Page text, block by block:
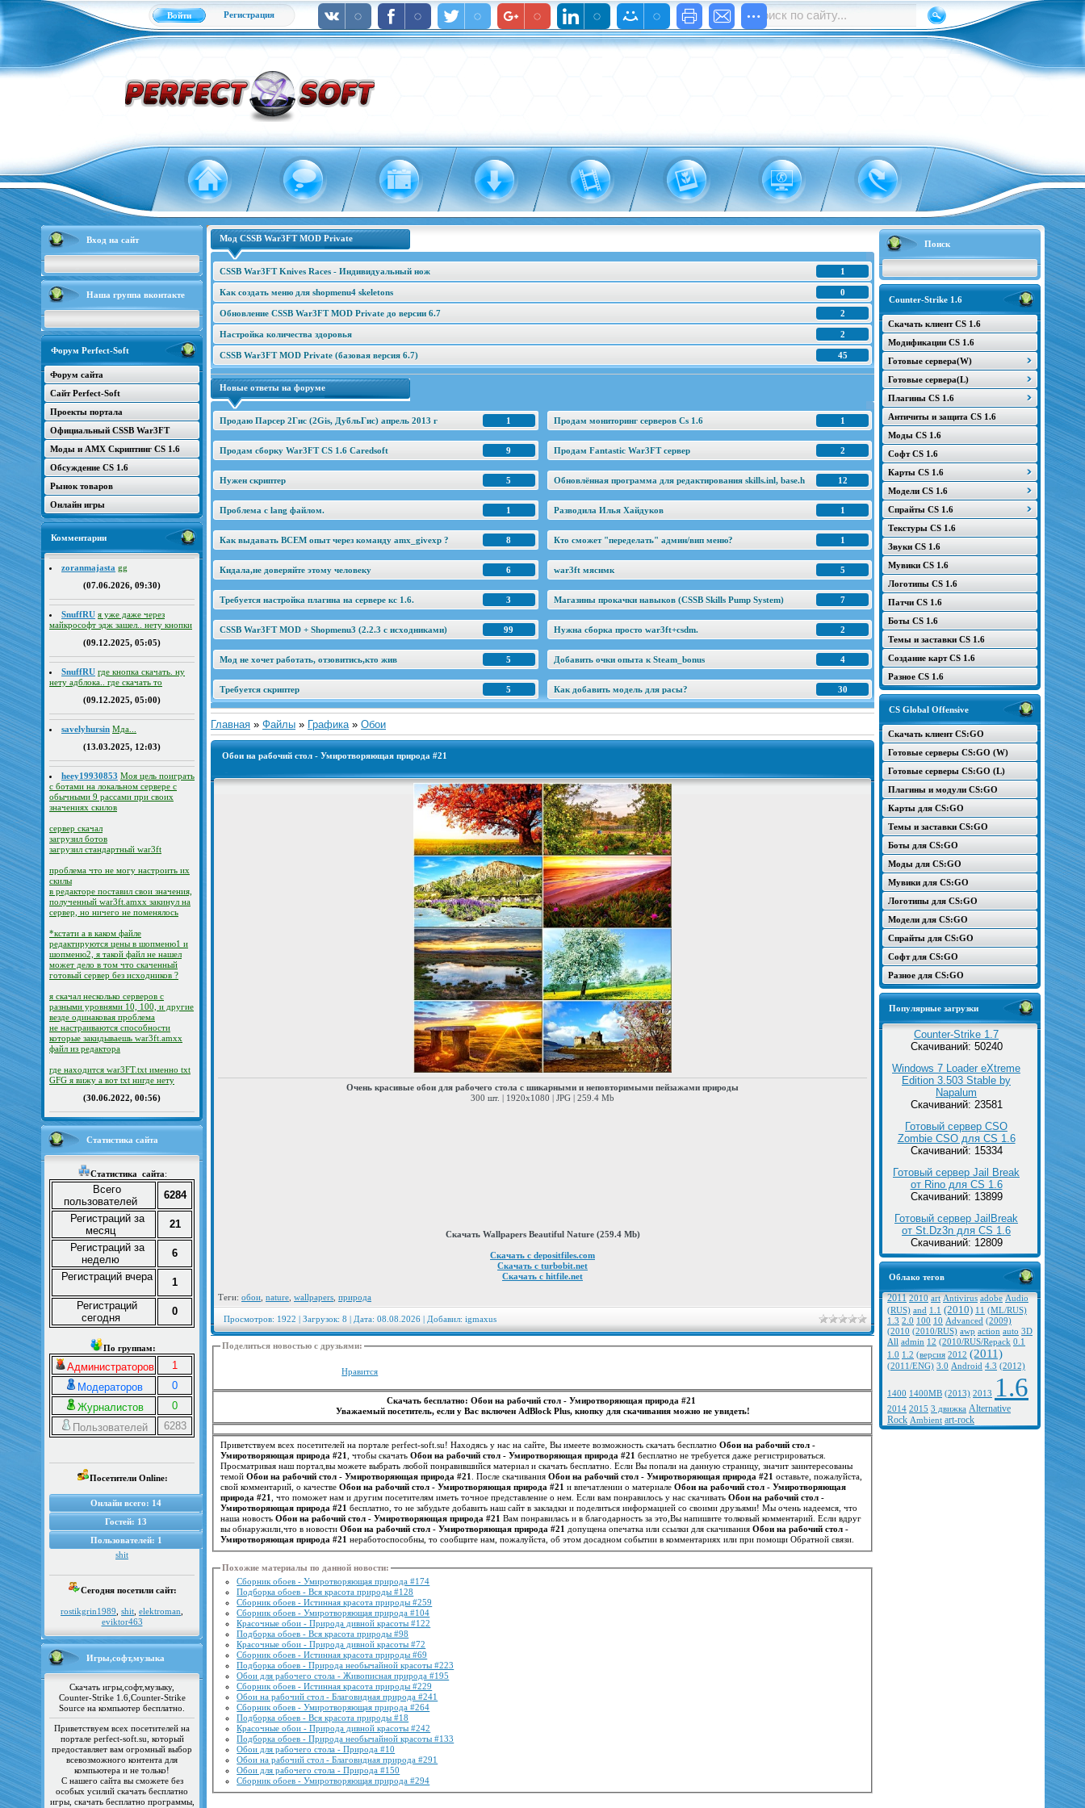
Войти Регистрация
Вход на сайт
Наша группа вконтакте
Форум Perfect-Soft
Форум сайта
Сайт Perfect-Soft
Проекты портала
Официальный CSSB War3FT
Моды и AMX Скриптинг CS 1.6
Обсуждение CS 1.6
Рынок товаров
Онлайн игры
Комментарии
zoranmajasta gg
(07.06.2026, 09:30)
SnuffRU я уже даже через
майкрософт эдж зашел.. нету кнопки
(09.12.2025, 05:05)
SnuffRU где кнопка скачать. ну
нету адблока.. где скачать то
(09.12.2025, 05:00)
savelyhursin Мда...
(13.03.2025, 12:03)
heey19930853 Моя цель поиграть
с ботами на локальном сервере с
обычными 9 рассами при своих
значениях скилов
сервер скачал
загрузил ботов
загрузил стандартный war3ft
проблема что не могу настроить их
скилы
в редакторе поставил свои значения,
полученный war3ft.amxx закинул на
сервер, но ничего не поменялось
*кстати а в каком файле
редактируются цены в шопменю1 и
шопменю2, я такой файл не нашел
может дело в том что скаченный
готовый сервер без исходников ?
я скачал несколько серверов с
разными уровнями 10, 100, и другие
везде одинаковая проблема
не настраиваются способности
которые закидываешь war3ft.amxx
файл из редактора
где находится war3FT.txt именно txt
GFG я вижу а вот txt нигде нету
(30.06.2022, 00:56)
Статистика сайта
Статистика сайта:
Всего
пользователей
6284
Регистраций за
месяц
21
Регистраций за
неделю
6
Регистраций вчера
1
Регистраций
сегодня
0
По группам:
Администраторов
1
Модераторов
0
Журналистов
0
Пользователей
6283
Посетители Online:
Онлайн всего: 14
Гостей: 13
Пользователей: 1
shit
Сегодня посетили сайт:
rostikgrin1989 shit elektroman
eviktor463
Игры,софт,музыка
Скачать игры,софт,музыку,
Counter-Strike 1.6,Counter-Strike
Source на компьютер бесплатно.
Приветствуем всех посетителей на
портале perfect-soft.su, который
предоставляет вам огромный выбор
всевозможного контента для
компьютера и не только!
С нашего сайта вы сможете без
особых усилий скачать бесплатно
игры, скачать бесплатно программы,
Поиск
Counter-Strike 1.6
Скачать клиент CS 1.6
Модификации CS 1.6
Готовые сервера(W)
Готовые сервера(L)
Плагины CS 1.6
Античиты и защита CS 1.6
Моды CS 1.6
Софт CS 1.6
Карты CS 1.6
Модели CS 1.6
Спрайты CS 1.6
Текстуры CS 1.6
Звуки CS 1.6
Мувики CS 1.6
Логотипы CS 1.6
Патчи CS 1.6
Боты CS 1.6
Темы и заставки CS 1.6
Создание карт CS 1.6
Разное CS 1.6
CS Global Offensive
Скачать клиент CS:GO
Готовые серверы CS:GO (W)
Готовые серверы CS:GO (L)
Плагины и модули CS:GO
Карты для CS:GO
Темы и заставки CS:GO
Боты для CS:GO
Моды для CS:GO
Мувики для CS:GO
Логотипы для CS:GO
Модели для CS:GO
Спрайты для CS:GO
Софт для CS:GO
Разное для CS:GO
Популярные загрузки
Counter-Strike 1.7
Скачиваний: 50240
Windows 7 Loader eXtreme
Edition 3.503 Stable by
Napalum
Скачиваний: 23581
Готовый сервер CSO
Zombie CSO для CS 1.6
Скачиваний: 15334
Готовый сервер Jail Break
от Rino для CS 1.6
Скачиваний: 13899
Готовый сервер JailBreak
от St.Dz3n для CS 1.6
Скачиваний: 12809
Облако тегов
2011 2010 art Antivirus adobe Audio
(RUS) and 1.1 (2010) 11 (ML/RUS)
1.3 2.0 100 10 Advanced (2009)
(2010 (2010/RUS) awp action auto 3D
All admin 12 (2010/RUS/Repack 0.1
1.0 1.2 (версия 2012 (2011)
(2011/ENG) 3.0 Android 4.3 (2012)
1400 1400MB (2013) 2013 1.6
2014 2015 3 движка Alternative
Rock Ambient art-rock
Мод CSSB War3FT MOD Private
1
CSSB War3FT Knives Races - Индивидуальный нож
0
Как создать меню для shopmenu4 skeletons
2
Обновление CSSB War3FT MOD Private до версии 6.7
2
Настройка количества здоровья
45
CSSB War3FT MOD Private (базовая версия 6.7)
Новые ответы на форуме
1
Продаю Парсер 2Гис (2Gis, ДубльГис) апрель 2013 г 1
Продам мониторинг серверов Cs 1.6
9
Продам сборку War3FT CS 1.6 Caredsoft 2
Продам Fantastic War3FT сервер
5
Нужен скриптер 12
Обновлённая программа для редактирования skills.inl, base.h
1
Проблема с lang файлом. 1
Разводила Илья Хайдуков
8
Как выдавать ВСЕМ опыт через команду amx_givexp ? 1
Кто сможет "переделать" админ/вип меню?
6
Кидала,не доверяйте этому человеку 5
war3ft мяснмк
3
Требуется настройка плагина на сервере кс 1.6. 7
Магазины прокачки навыков (CSSB Skills Pump System)
99
CSSB War3FT MOD + Shopmenu3 (2.2.3 c исходниками) 2
Нужна сборка просто war3ft+csdm.
5
Мод не хочет работать, отзовитись,кто жив 4
Добавить очки опыта к Steam_bonus
5
Требуется скриптер 30
Как добавить модель для расы?
Главная » Файлы » Графика » Обои
Обои на рабочий стол - Умиротворяющая природа #21
Очень красивые обои для рабочего стола с шикарными и неповторимыми пейзажами природы
300 шт. | 1920x1080 | JPG | 259.4 Mb
Скачать Wallpapers Beautiful Nature (259.4 Mb)
Скачать с depositfiles.com
Скачать с turbobit.net
Скачать с hitfile.net
Теги: обои nature wallpapers природа
Просмотров: 1922 | Загрузок: 8 | Дата: 08.08.2026 | Добавил: igmaxus
Поделиться новостью с друзьями:
Нравится
Скачать бесплатно: Обои на рабочий стол - Умиротворяющая природа #21
Уважаемый посетитель, если у Вас включен AdBlock Plus, кнопку для скачивания можно не увидеть!
Приветствуем всех посетителей на портале perfect-soft.su! Находясь у нас на сайте, Вы имеете возможность скачать бесплатноОбои на рабочий стол -
Умиротворяющая природа #21
, чтобы скачатьОбои на рабочий стол - Умиротворяющая природа #21 бесплатно не требуется даже регистрироваться.
Просматривая наш портал,вы можете выбрать любой понравившийся материал и скачать бесплатно. Если Вы попали на данную страницу, значит заинтересованы
темойОбои на рабочий стол - Умиротворяющая природа #21 . После скачиванияОбои на рабочий стол - Умиротворяющая природа #21 оставьте, пожалуйста,
свой комментарий, о качествеОбои на рабочий стол - Умиротворяющая природа #21 и впечатлении о материалеОбои на рабочий стол - Умиротворяющая
природа #21
, что поможет нам и другим посетителям иметь точное представление о нем. Если вам понравилось у нас скачиватьОбои на рабочий стол -
Умиротворяющая природа #21 бесплатно, то не забудьте добавить наш сайт в закладки и поделиться информацией со своими друзьями! Мы очень надеемся, что
наша новостьОбои на рабочий стол - Умиротворяющая природа #21 Вам понравилась и в благодарность за это,Вы напишите толковый комментарий. Если вдруг
вы обнаружили,что в новостиОбои на рабочий стол - Умиротворяющая природа #21 допущена опечатка или ссылки для скачиванияОбои на рабочий стол -
Умиротворяющая природа #21 неработоспособны, то сообщите нам, пожалуйста, об этом досадном событии в комментариях или при помощи Обратной связи.
Похожие материалы по данной новости:
Сборник обоев - Умиротворяющая природа #174
Подборка обоев - Вся красота природы #128
Сборник обоев - Истинная красота природы #259
Сборник обоев - Умиротворяющая природа #104
Красочные обои - Природа дивной красоты #122
Подборка обоев - Вся красота природы #98
Красочные обои - Природа дивной красоты #72
Сборник обоев - Истинная красота природы #69
Подборка обоев - Природа необычайной красоты #223
Обои для рабочего стола - Живописная природа #195
Сборник обоев - Истинная красота природы #229
Обои на рабочий стол - Благовидная природа #241
Сборник обоев - Умиротворяющая природа #264
Подборка обоев - Вся красота природы #18
Красочные обои - Природа дивной красоты #242
Подборка обоев - Природа необычайной красоты #133
Обои для рабочего стола - Природа #10
Обои на рабочий стол - Благовидная природа #291
Обои для рабочего стола - Природа #150
Сборник обоев - Умиротворяющая природа #294